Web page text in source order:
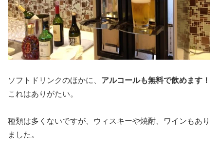
ソフトドリンクのほかに、 アルコールも無料で飲めます！
これはありがたい。
種類は多くないですが、ウィスキーや焼酎、ワインもあり
ました。